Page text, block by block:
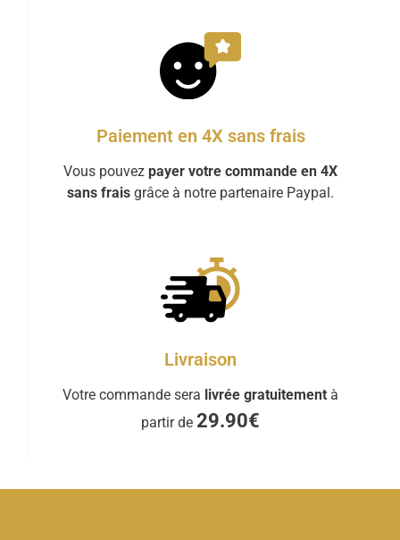
Paiement en 4X sans frais
Vous pouvez payer votre commande en 4X
sans frais grâce à notre partenaire Paypal.
Livraison
Votre commande sera livrée gratuitement à
partir de 29.90€